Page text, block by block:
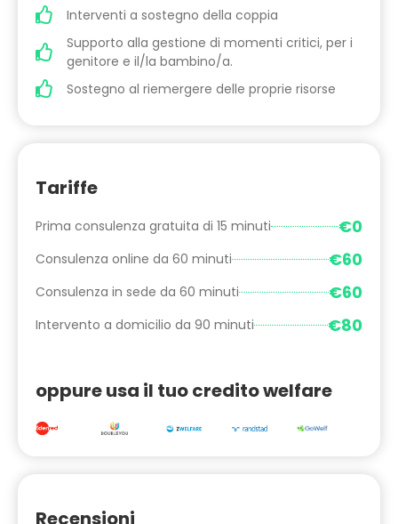
Interventi a sostegno della coppia
Supporto alla gestione di momenti critici, per i
genitore e il/la bambino/a.
Sostegno al riemergere delle proprie risorse
Tariffe
Prima consulenza gratuita di 15 minuti €0
Consulenza online da 60 minuti €60
Consulenza in sede da 60 minuti €60
Intervento a domicilio da 90 minuti €80
oppure usa il tuo credito welfare
Recensioni